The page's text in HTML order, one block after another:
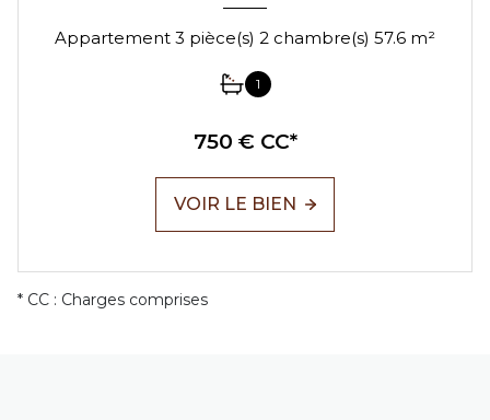
Appartement 3 pièce(s) 2 chambre(s) 57.6 m²
1
750 € CC*
VOIR LE BIEN
* CC : Charges comprises